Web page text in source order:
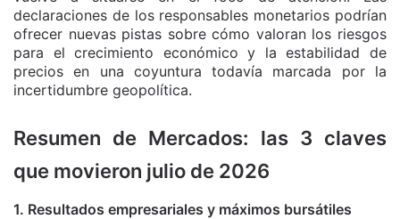
declaraciones de los responsables monetarios podrían
ofrecer nuevas pistas sobre cómo valoran los riesgos
para el crecimiento económico y la estabilidad de
precios en una coyuntura todavía marcada por la
incertidumbre geopolítica.
Resumen de Mercados: las 3 claves
que movieron julio de 2026
1. Resultados empresariales y máximos bursátiles